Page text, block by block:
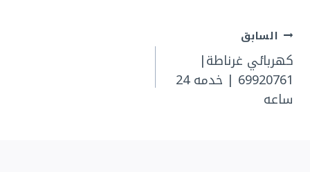
تصفّح
المقالات
السابق
كهربائي غرناطة|
69920761 | خدمه 24
ساعه